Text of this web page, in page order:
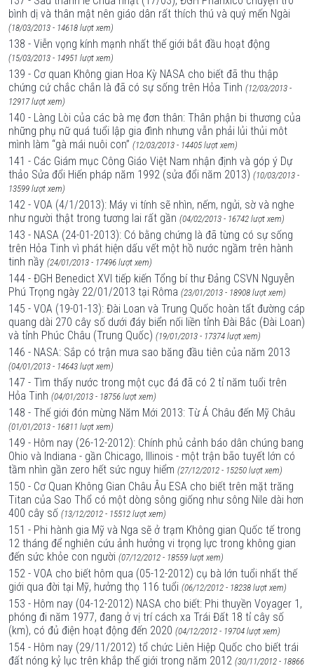
bình dị và thân mật nên giáo dân rất thích thú và quý mến Ngài
(18/03/2013 - 14618 lượt xem)
138 - Viễn vọng kính mạnh nhất thế giới bắt đầu hoạt động
(15/03/2013 - 14951 lượt xem)
139 - Cơ quan Không gian Hoa Kỳ NASA cho biết đã thu thập
chứng cứ chắc chắn là đã có sự sống trên Hỏa Tinh (12/03/2013 -
12917 lượt xem)
140 - Làng Lòi của các bà mẹ đơn thân: Thân phận bi thương của
những phụ nữ quá tuổi lập gia đình nhưng vẫn phải lủi thủi môt
mình làm “gà mái nuôi con” (12/03/2013 - 14405 lượt xem)
141 - Các Giám mục Công Giáo Việt Nam nhận định và góp ý Dự
thảo Sửa đổi Hiến pháp năm 1992 (sửa đổi năm 2013) (10/03/2013 -
13599 lượt xem)
142 - VOA (4/1/2013): Máy vi tính sẽ nhìn, nếm, ngửi, sờ và nghe
như người thật trong tương lai rất gần (04/02/2013 - 16742 lượt xem)
143 - NASA (24-01-2013): Có bằng chứng là đã từng có sự sống
trên Hỏa Tinh vì phát hiện dấu vết một hồ nước ngầm trên hành
tinh nầy (24/01/2013 - 17496 lượt xem)
144 - ĐGH Benedict XVI tiếp kiến Tổng bí thư Đảng CSVN Nguyễn
Phú Trọng ngày 22/01/2013 tại Rôma (23/01/2013 - 18908 lượt xem)
145 - VOA (19-01-13): Đài Loan và Trung Quốc hoàn tất đường cáp
quang dài 270 cây số dưới đáy biển nối liền tỉnh Đài Bắc (Đài Loan)
và tỉnh Phúc Châu (Trung Quốc) (19/01/2013 - 17374 lượt xem)
146 - NASA: Sắp có trận mưa sao băng đầu tiên của năm 2013
(04/01/2013 - 14643 lượt xem)
147 - Tìm thấy nước trong một cục đá đã có 2 tỉ năm tuổi trên
Hỏa Tinh (04/01/2013 - 18756 lượt xem)
148 - Thế giới đón mừng Năm Mới 2013: Từ Á Châu đến Mỹ Châu
(01/01/2013 - 16811 lượt xem)
149 - Hôm nay (26-12-2012): Chính phủ cảnh báo dân chúng bang
Ohio và Indiana - gần Chicago, Illinois - một trận bão tuyết lớn có
tầm nhìn gần zero hết sức nguy hiểm (27/12/2012 - 15250 lượt xem)
150 - Cơ Quan Không Gian Châu Âu ESA cho biết trên mặt trăng
Titan của Sao Thổ có một dòng sông giống như sông Nile dài hơn
400 cây số (13/12/2012 - 15512 lượt xem)
151 - Phi hành gia Mỹ và Nga sẽ ở trạm Không gian Quốc tế trong
12 tháng để nghiên cứu ảnh hưởng vi trọng lực trong không gian
đến sức khỏe con người (07/12/2012 - 18559 lượt xem)
152 - VOA cho biết hôm qua (05-12-2012) cụ bà lớn tuổi nhất thế
giới qua đời tại Mỹ, hưởng thọ 116 tuổi (06/12/2012 - 18238 lượt xem)
153 - Hôm nay (04-12-2012) NASA cho biết: Phi thuyền Voyager 1,
phóng đi năm 1977, đang ở vị trí cách xa Trái Đất 18 tỉ cây số
(km), có đủ điện hoạt động đến 2020 (04/12/2012 - 19704 lượt xem)
154 - Hôm nay (29/11/2012) tổ chức Liên Hiệp Quốc cho biết trái
đất nóng kỷ lục trên khắp thế giới trong năm 2012 (30/11/2012 - 18866